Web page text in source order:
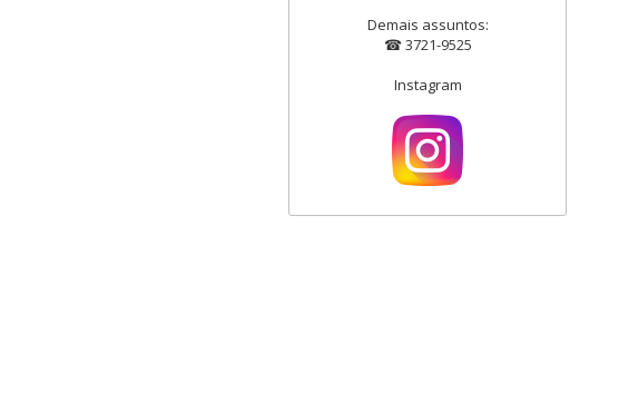
Demais assuntos:
☎ 3721-9525
Instagram